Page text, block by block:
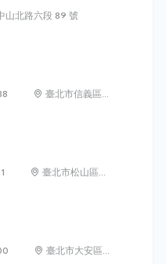
山北路六段 89 號
臺北市信義區
臺北市松山區東
臺北市大安區